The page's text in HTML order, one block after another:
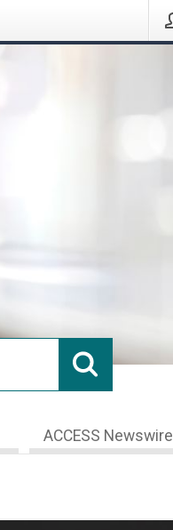
ACCESS Newswire